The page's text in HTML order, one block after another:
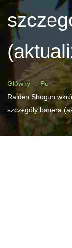
Główny
Pc
Raiden Shogun
szczegóły banera